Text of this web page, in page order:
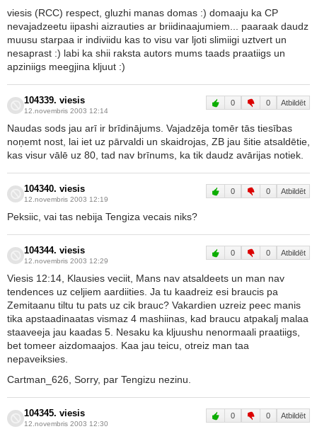
viesis (RCC) respect, gluzhi manas domas :) domaaju ka CP
nevajadzeetu iipashi aizrauties ar briidinaajumiem... paaraak daudz
muusu starpaa ir indiviidu kas to visu var ljoti slimiigi uztvert un
nesaprast :) labi ka shii raksta autors mums taads praatiigs un
apziniigs meegjina kljuut :)
104339. viesis
12.novembris 2003 12:14
0 0 Atbildēt
Naudas sods jau arī ir brīdinājums. Vajadzēja tomēr tās tiesības
noņemt nost, lai iet uz pārvaldi un skaidrojas, ZB jau šitie atsaldētie,
kas visur vālē uz 80, tad nav brīnums, ka tik daudz avārijas notiek.
104340. viesis
12.novembris 2003 12:19
0 0 Atbildēt
Peksiic, vai tas nebija Tengiza vecais niks?
104344. viesis
12.novembris 2003 12:29
0 0 Atbildēt
Viesis 12:14, Klausies veciit, Mans nav atsaldeets un man nav
tendences uz celjiem aardiities. Ja tu kaadreiz esi braucis pa
Zemitaanu tiltu tu pats uz cik brauc? Vakardien uzreiz peec manis
tika apstaadinaatas vismaz 4 mashiinas, kad braucu atpakalj malaa
staaveeja jau kaadas 5. Nesaku ka kljuushu nenormaali praatiigs,
bet tomeer aizdomaajos. Kaa jau teicu, otreiz man taa
nepaveiksies.
Cartman_626, Sorry, par Tengizu nezinu.
104345. viesis
12.novembris 2003 12:30
0 0 Atbildēt